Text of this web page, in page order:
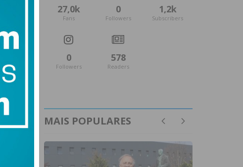
27,0k
Fans
0
Followers
1,2k
Subscribers
0
Followers
578
Readers
MAIS POPULARES